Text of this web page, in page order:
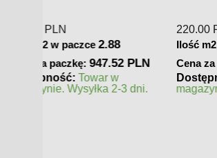
329.00
Ilość m2 w paczce
Cena za paczkę:704.06 PLN
Dostępność:
magazynie. Wysyłka 2-3 dni.